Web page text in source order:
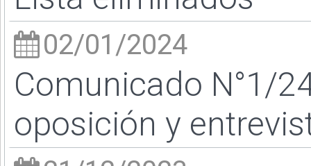
02/01/2024
Comunicado N°1/
oposición y